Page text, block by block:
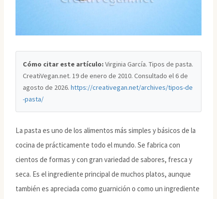
Cómo citar este artículo: Virginia García. Tipos de pasta.
CreatiVegan.net. 19 de enero de 2010. Consultado el6 de
agosto de 2026.https://creativegan.net/archives/tipos-de
-pasta/
La pasta es uno de los alimentos más simples y básicos de la
cocina de prácticamente todo el mundo. Se fabrica con
cientos de formas y con gran variedad de sabores, fresca y
seca. Es el ingrediente principal de muchos platos, aunque
también es apreciada como guarnición o como un ingrediente